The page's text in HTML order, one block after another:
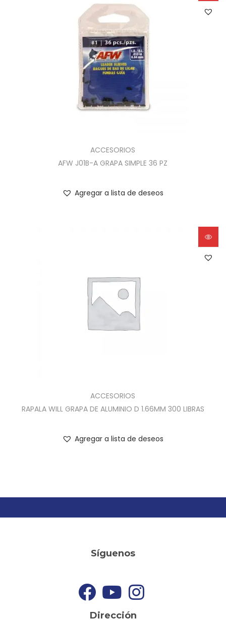
ACCESORIOS
AFW J01B-A GRAPA SIMPLE 36 PZ
Agregar a lista de deseos
ACCESORIOS
RAPALA WILL GRAPA DE ALUMINIO D 1.66MM 300 LIBRAS
Agregar a lista de deseos
Síguenos
Dirección